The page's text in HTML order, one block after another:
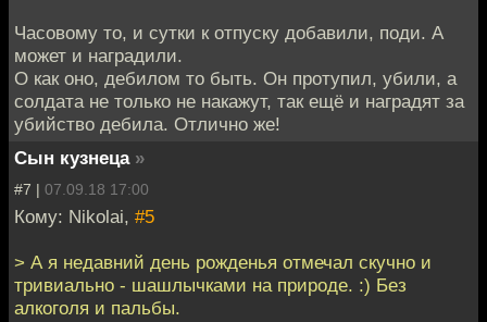
Часовому то, и сутки к отпуску добавили, поди. А
может и наградили.
О как оно, дебилом то быть. Он протупил, убили, а
солдата не только не накажут, так ещё и наградят за
убийство дебила. Отлично же!
Сын кузнеца »
#7 | 07.09.18 17:00
Кому: Nikolai, #5
> А я недавний день рожденья отмечал скучно и
тривиально - шашлычками на природе. :) Без
алкоголя и пальбы.